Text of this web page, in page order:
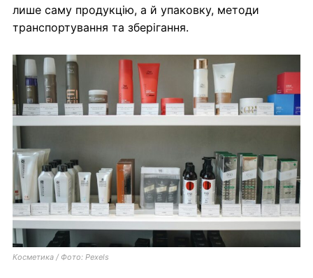
лише саму продукцію, а й упаковку, методи
транспортування та зберігання.
Косметика / Фото: Pexels